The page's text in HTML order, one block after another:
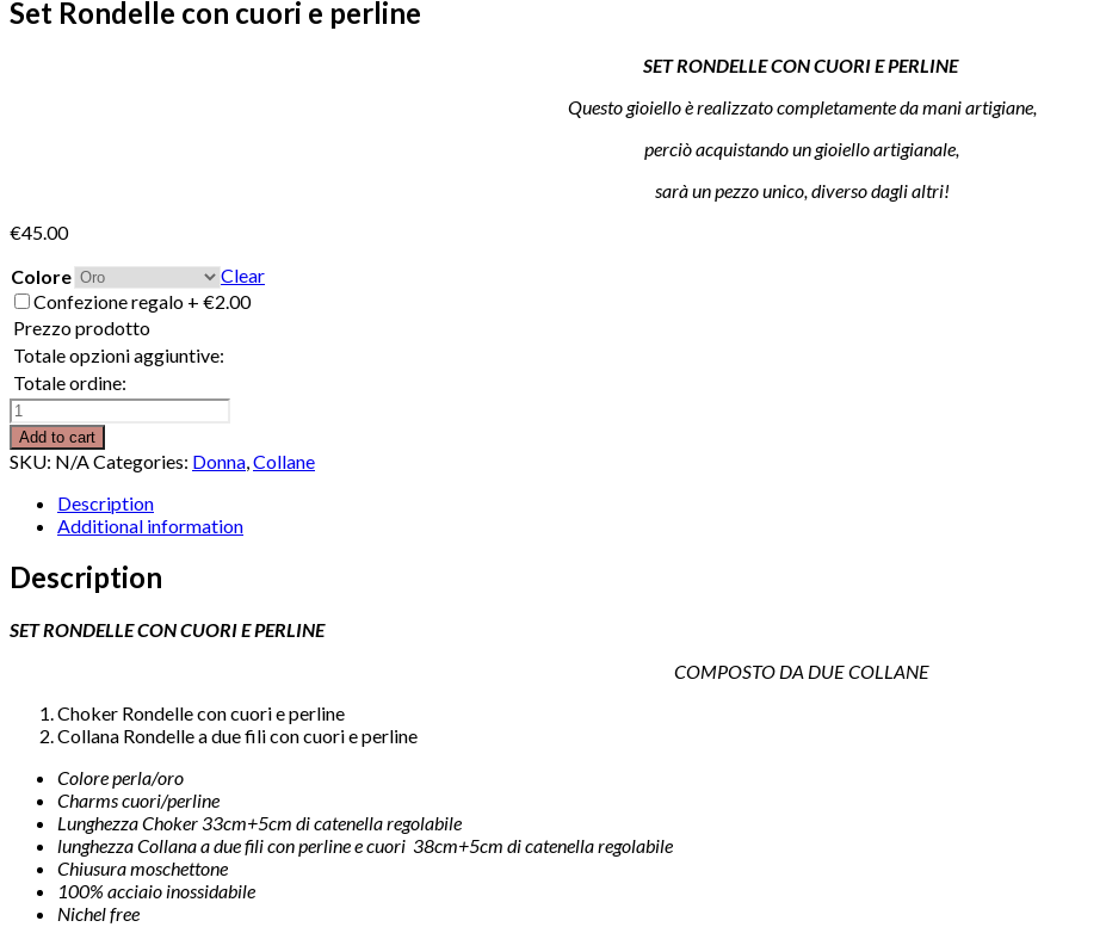
Set Rondelle con cuori e perline
SET RONDELLE CON CUORI E PERLINE
Questo gioiello è realizzato completamente da mani artigiane,
perciò acquistando un gioiello artigianale,
sarà un pezzo unico, diverso dagli altri!
€45.00
Colore
Clear
Confezione regalo + €2.00
Prezzo prodotto
Totale opzioni aggiuntive:
Totale ordine:
Set
Rondelle
con
cuori
perline
quantity
Add to cart
SKU: N/A Categories: Donna Collane
Description
Additional information
Description
SET RONDELLE CON CUORI E PERLINE
COMPOSTO DA DUE COLLANE
Choker Rondelle con cuori e perline
Collana Rondelle a due fili con cuori e perline
Colore perla/oro
Charms cuori/perline
Lunghezza Choker 33cm+5cm di catenella regolabile
lunghezza Collana a due fili con perline e cuori 38cm+5cm di catenella regolabile
Chiusura moschettone
100% acciaio inossidabile
Nichel free